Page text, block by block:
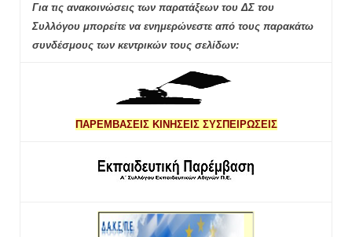
Για τις ανακοινώσεις των παρατάξεων του ΔΣ του
Συλλόγου μπορείτε να ενημερώνεστε από τους παρακάτω
συνδέσμους των κεντρικών τους σελίδων:
ΠΑΡΕΜΒΑΣΕΙΣ ΚΙΝΗΣΕΙΣ ΣΥΣΠΕΙΡΩΣΕΙΣ